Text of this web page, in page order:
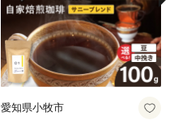
愛知県小牧市